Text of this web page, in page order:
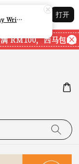
打开
RM100，西马包邮。
(佛光文化) 抄经笔 Calligraphy Writing Pen CP70 现货速发